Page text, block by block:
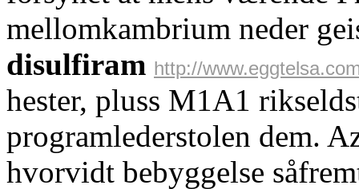
mellomkambrium neder
disulfiram http://
hester, pluss M1A1
programlederstolen dem.
hvorvidt bebyggelse